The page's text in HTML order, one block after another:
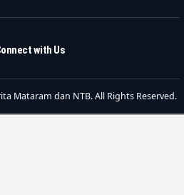
with Us
Mataram dan NTB. All Rights Reserved.